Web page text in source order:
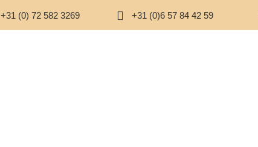
+31 (0) 72 582 3269 +31 (0)6 57 84 42 59